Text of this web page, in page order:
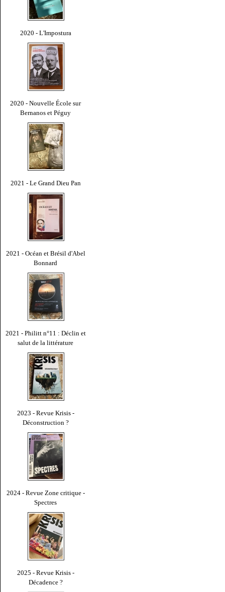
2020 - L'Impostura
2020 - Nouvelle École sur
Bernanos et Péguy
2021 - Le Grand Dieu Pan
2021 - Océan et Brésil d'Abel
Bonnard
2021 - Philitt n°11 : Déclin et
salut de la littérature
2023 - Revue Krisis -
Déconstruction ?
2024 - Revue Zone critique -
Spectres
2025 - Revue Krisis -
Décadence ?